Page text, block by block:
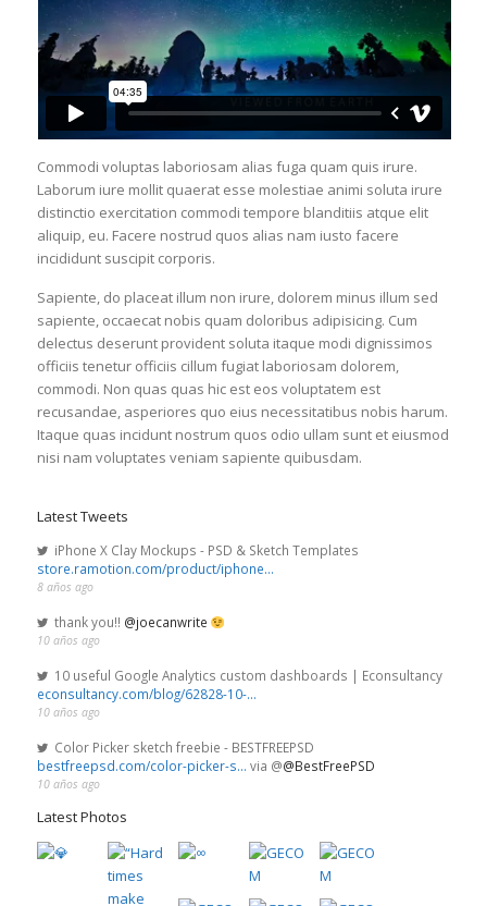
Commodi voluptas laboriosam alias fuga quam quis irure.
Laborum iure mollit quaerat esse molestiae animi soluta irure
distinctio exercitation commodi tempore blanditiis atque elit
aliquip, eu. Facere nostrud quos alias nam iusto facere
incididunt suscipit corporis.
Sapiente, do placeat illum non irure, dolorem minus illum sed
sapiente, occaecat nobis quam doloribus adipisicing. Cum
delectus deserunt provident soluta itaque modi dignissimos
officiis tenetur officiis cillum fugiat laboriosam dolorem,
commodi. Non quas quas hic est eos voluptatem est
recusandae, asperiores quo eius necessitatibus nobis harum.
Itaque quas incidunt nostrum quos odio ullam sunt et eiusmod
nisi nam voluptates veniam sapiente quibusdam.
Latest Tweets
iPhone X Clay Mockups - PSD & Sketch Templates
store.ramotion.com/product/iphone…
8 años ago
thank you!! @joecanwrite
10 años ago
10 useful Google Analytics custom dashboards | Econsultancy
econsultancy.com/blog/62828-10-…
10 años ago
Color Picker sketch freebie - BESTFREEPSD
bestfreepsd.com/color-picker-s… via @@BestFreePSD
10 años ago
Latest Photos